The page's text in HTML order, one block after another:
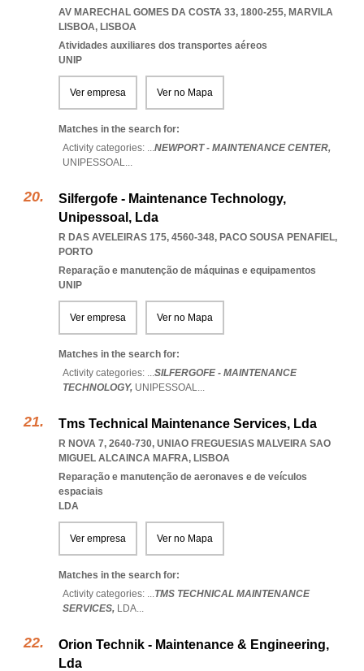
AV MARECHAL GOMES DA COSTA 33, 1800-255, MARVILA
LISBOA, LISBOA
Atividades auxiliares dos transportes aéreos
UNIP
Ver empresa Ver no Mapa
Matches in the search for:
Activity categories: ...NEWPORT - MAINTENANCE CENTER,
UNIPESSOAL...
Silfergofe - Maintenance Technology,
Unipessoal, Lda
R DAS AVELEIRAS 175, 4560-348, PACO SOUSA PENAFIEL,
PORTO
Reparação e manutenção de máquinas e equipamentos
UNIP
Ver empresa Ver no Mapa
Matches in the search for:
Activity categories: ...SILFERGOFE - MAINTENANCE
TECHNOLOGY, UNIPESSOAL...
Tms Technical Maintenance Services, Lda
R NOVA 7, 2640-730, UNIAO FREGUESIAS MALVEIRA SAO
MIGUEL ALCAINCA MAFRA, LISBOA
Reparação e manutenção de aeronaves e de veículos
espaciais
LDA
Ver empresa Ver no Mapa
Matches in the search for:
Activity categories: ...TMS TECHNICAL MAINTENANCE
SERVICES, LDA...
Orion Technik - Maintenance & Engineering,
Lda